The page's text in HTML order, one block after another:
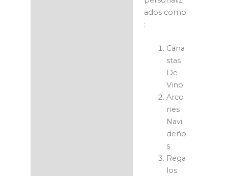
ados como
:
Cana
stas
De
Vino
Arco
nes
Navi
deño
s
Rega
los